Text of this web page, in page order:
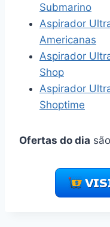
Submarino
Aspirador
Americanas
Aspirador
Shop
Aspirador
Shoptime
Ofertas do dia